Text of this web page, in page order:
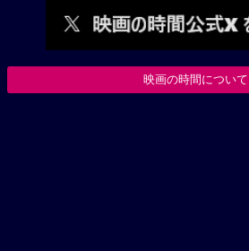
映画の時間について